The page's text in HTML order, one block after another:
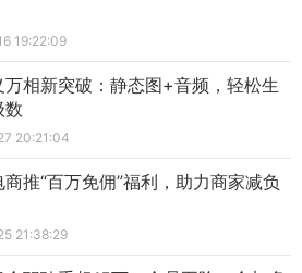
19:22:09
万相新突破：静态图+音频，轻松生
数
20:21:04
推“百万免佣”福利，助力商家减负
21:38:29